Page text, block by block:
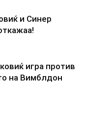
и Синер
игра против
на Вимблдон